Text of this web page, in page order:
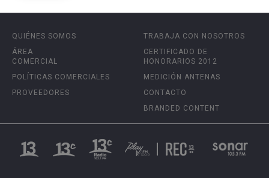
QUIÉNES SOMOS
ÁREA
COMERCIAL
POLÍTICAS COMERCIALES
PROVEEDORES
TRABAJA CON NOSOTROS
CERTIFICADO DE
HONORARIOS 2012
MEDICIÓN ANTENAS
CONTACTO
BRANDED CONTENT